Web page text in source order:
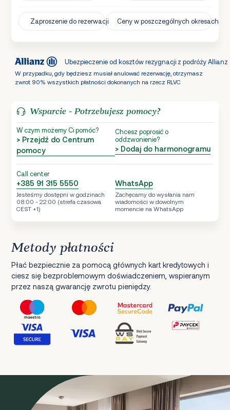
Zaproszenie do rezerwacji Ceny w poszczególnych okresach
Ubezpieczenie od kosztów rezygnacji z podróży Allianz
W przypadku, gdy będziesz musiał anulować rezerwację, otrzymasz
zwrot 90% wszystkich płatności dokonanych na rzecz RLVC
Wsparcie - Potrzebujesz pomocy?
W czym możemy Ci pomóc?
> Przejdź do Centrum
pomocy
Chcesz poprosić o
oddzwonienie?
> Dodaj do harmonogramu
Call center
+385 91 315 5550
Jesteśmy dostępni w godzinach
08:00 - 22:00 (strefa czasowa
CEST +1)
WhatsApp
Zachęcamy do wysłania nam
wiadomości w dowolnym
momencie na WhatsApp
Metody płatności
Płać bezpiecznie za pomocą głównych kart kredytowych i
ciesz się bezproblemowym doświadczeniem, wspieranym
przez naszą gwarancję zwrotu pieniędzy.